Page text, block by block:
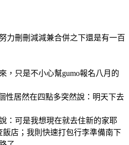
力刪刪減減兼合併之下還是有一百
，只是不小心幫gumo報名八月的
性居然在四點多突然說：明天下去
：可是我想現在就去住新的家耶
飯店；我則快速打包行李準備南下